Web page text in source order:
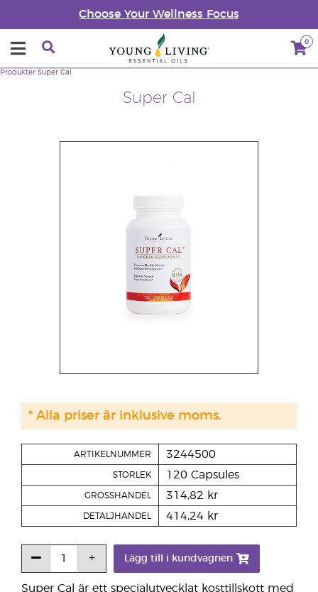
Choose Your Wellness Focus
0
Super Cal
Produkter Super Cal
Super Cal är ett specialutvecklat kosttillskott med
ARTIKELNUMMER 3244500
STORLEK 120 Capsules
GROSSHANDEL 314,82 kr
DETALJHANDEL 414,24 kr
Lägg till i kundvagnen
* Alla priser är inklusive moms.